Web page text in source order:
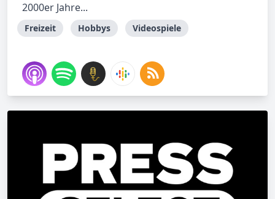
2000er Jahre...
Freizeit Hobbys Videospiele